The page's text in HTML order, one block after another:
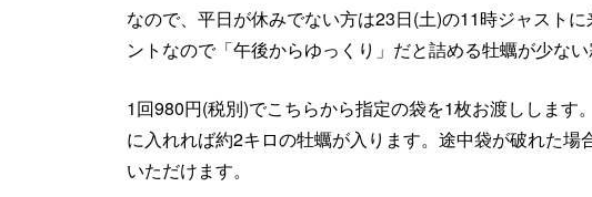
なので、平日が休みでない方は23日(土)の11時ジャスト
ントなので「午後からゆっくり」だと詰める牡蠣が少な
1回980円(税別)でこちらから指定の袋を1枚お渡ししま
に入れれば約2キロの牡蠣が入ります。途中袋が破れた
いただけます。